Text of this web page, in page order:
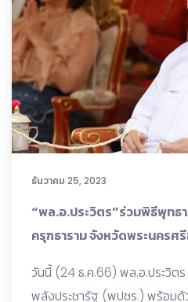
ธันวาคม 25, 2023
“พล.อ.ประวิตร”ร่วมพิธีพุทธ
ครุฑธาราม จังหวัดพระนครศ
วันนี้ (24 ธ.ค.66) พล.อ.ประวิต
พลังประชารัฐ (พปชร.) พร้อม